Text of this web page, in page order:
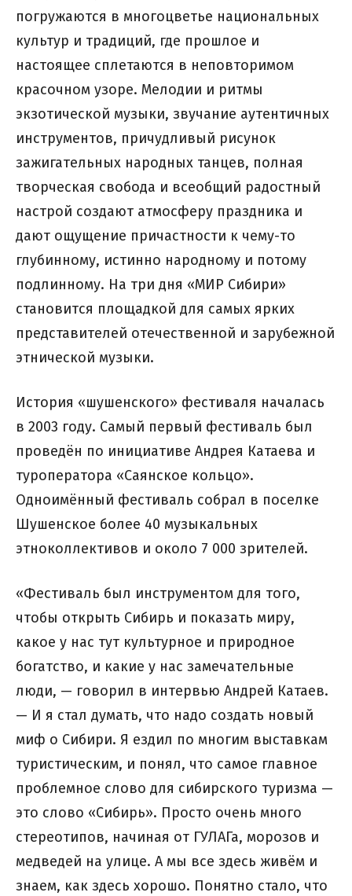
погружаются в многоцветье национальных
культур и традиций, где прошлое и
настоящее сплетаются в неповторимом
красочном узоре. Мелодии и ритмы
экзотической музыки, звучание аутентичных
инструментов, причудливый рисунок
зажигательных народных танцев, полная
творческая свобода и всеобщий радостный
настрой создают атмосферу праздника и
дают ощущение причастности к чему-то
глубинному, истинно народному и потому
подлинному. На три дня «МИР Сибири»
становится площадкой для самых ярких
представителей отечественной и зарубежной
этнической музыки.
История «шушенского» фестиваля началась
в 2003 году. Самый первый фестиваль был
проведён по инициативе Андрея Катаева и
туроператора «Саянское кольцо».
Одноимённый фестиваль собрал в поселке
Шушенское более 40 музыкальных
этноколлективов и около 7 000 зрителей.
«Фестиваль был инструментом для того,
чтобы открыть Сибирь и показать миру,
какое у нас тут культурное и природное
богатство, и какие у нас замечательные
люди, — говорил в интервью Андрей Катаев.
— И я стал думать, что надо создать новый
миф о Сибири. Я ездил по многим выставкам
туристическим, и понял, что самое главное
проблемное слово для сибирского туризма —
это слово «Сибирь». Просто очень много
стереотипов, начиная от ГУЛАГа, морозов и
медведей на улице. А мы все здесь живём и
знаем, как здесь хорошо. Понятно стало, что